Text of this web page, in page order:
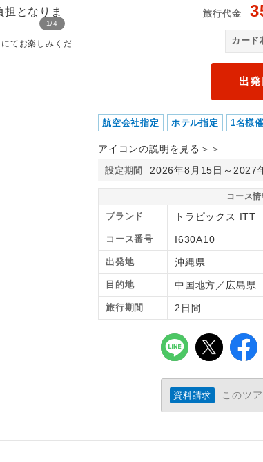
1/4
てお楽しみくだ
【観光地一例】瀬戸内しまなみ海道 多
旅行代金
カード
出
航空会社指定 ホテル指定 1名様
アイコンの説明を見る＞＞
設定期間 2026年8月15日～2027
コース情
ブランド トラピックス ITT
コース番号 I630A10
出発地 沖縄県
目的地 中国地方／広島県
旅行期間 2日間
資料請求 このツ